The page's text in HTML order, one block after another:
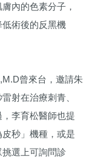
內的色素分子，
術後的反黑機
曾來台，邀請朱
射在治療刺青、
李育松醫師也提
秒」機種，或是
選上可詢問診